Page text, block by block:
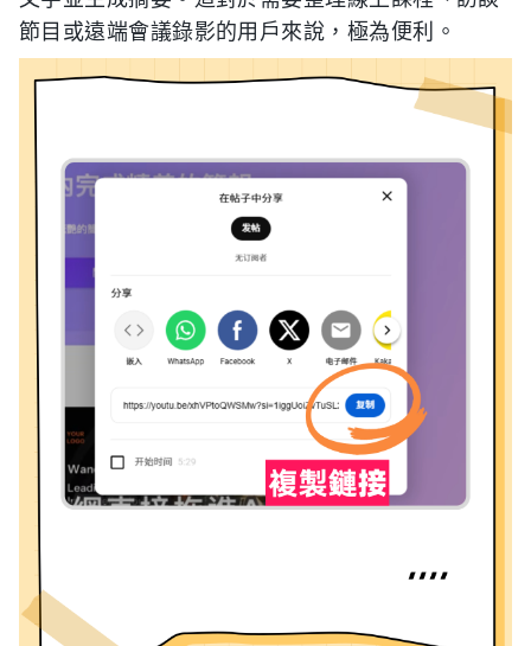
節目或遠端會議錄影的用戶來說，極為便利。